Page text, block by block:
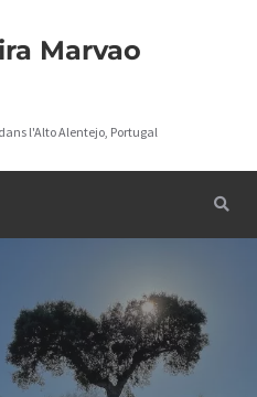
Marvao
l'Alto Alentejo, Portugal